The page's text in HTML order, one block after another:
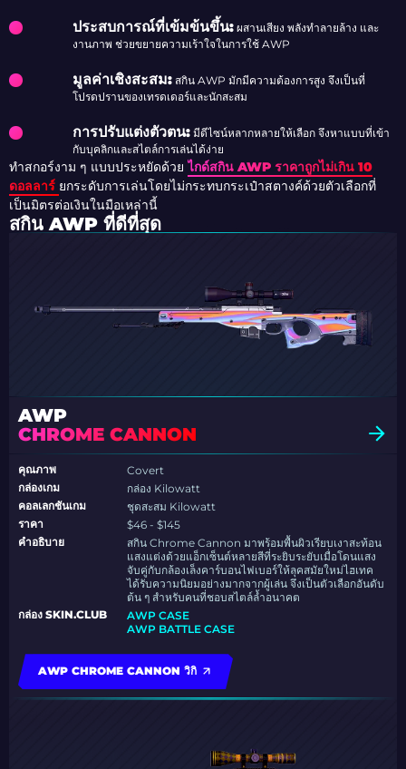
ประสบการณ์ที่เข้มข้นขึ้น: ผสานเสียง พลังทำลายล้าง และ
งานภาพ ช่วยขยายความเร้าใจในการใช้ AWP
มูลค่าเชิงสะสม: สกิน AWP มักมีความต้องการสูง จึงเป็นที่
โปรดปรานของเทรดเดอร์และนักสะสม
การปรับแต่งตัวตน: มีดีไซน์หลากหลายให้เลือก จึงหาแบบที่เข้า
กับบุคลิกและสไตล์การเล่นได้ง่าย
ทำสกอร์งาม ๆ แบบประหยัดด้วย ไกด์สกิน AWP ราคาถูกไม่เกิน 10
ดอลลาร์ ยกระดับการเล่นโดยไม่กระทบกระเป๋าสตางค์ด้วยตัวเลือกที่
เป็นมิตรต่อเงินในมือเหล่านี้
สกิน AWP ที่ดีที่สุด
AWP
CHROME CANNON
คุณภาพ
Covert
กล่องเกม
กล่อง Kilowatt
คอลเลกชันเกม
ชุดสะสม Kilowatt
ราคา
$46 - $145
คำอธิบาย
สกิน Chrome Cannon มาพร้อมพื้นผิวเรียบเงาสะท้อน
แสงแต่งด้วยแอ็กเซ็นต์หลายสีที่ระยิบระยับเมื่อโดนแสง
จับคู่กับกล้องเล็งคาร์บอนไฟเบอร์ให้ลุคสมัยใหม่ไฮเทค
ได้รับความนิยมอย่างมากจากผู้เล่น จึงเป็นตัวเลือกอันดับ
ต้น ๆ สำหรับคนที่ชอบสไตล์ล้ำอนาคต
กล่อง SKIN.CLUB
AWP CASE
AWP BATTLE CASE
AWP CHROME CANNON วิกิ